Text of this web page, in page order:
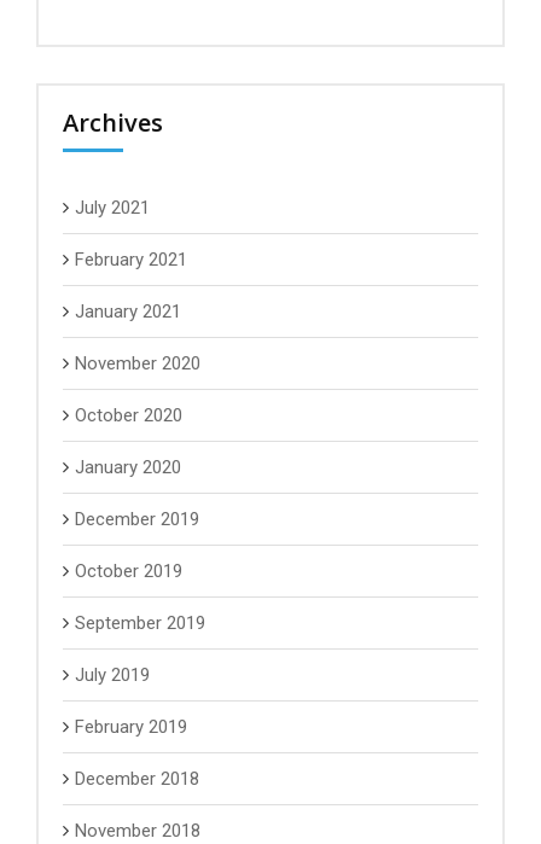
Archives
July 2021
February 2021
January 2021
November 2020
October 2020
January 2020
December 2019
October 2019
September 2019
July 2019
February 2019
December 2018
November 2018